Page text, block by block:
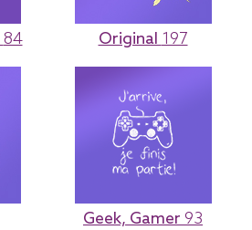
84 Original 197
Geek, Gamer 93